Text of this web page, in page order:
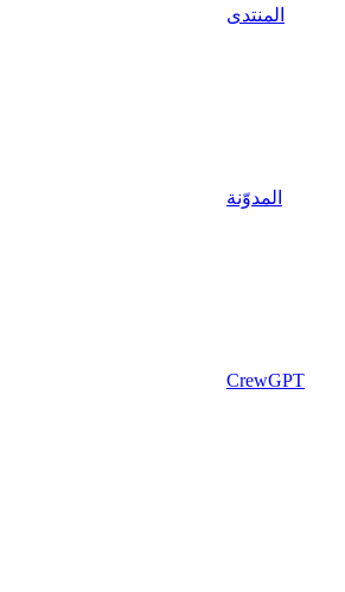
المنتدى
المدوّنة
CrewGPT